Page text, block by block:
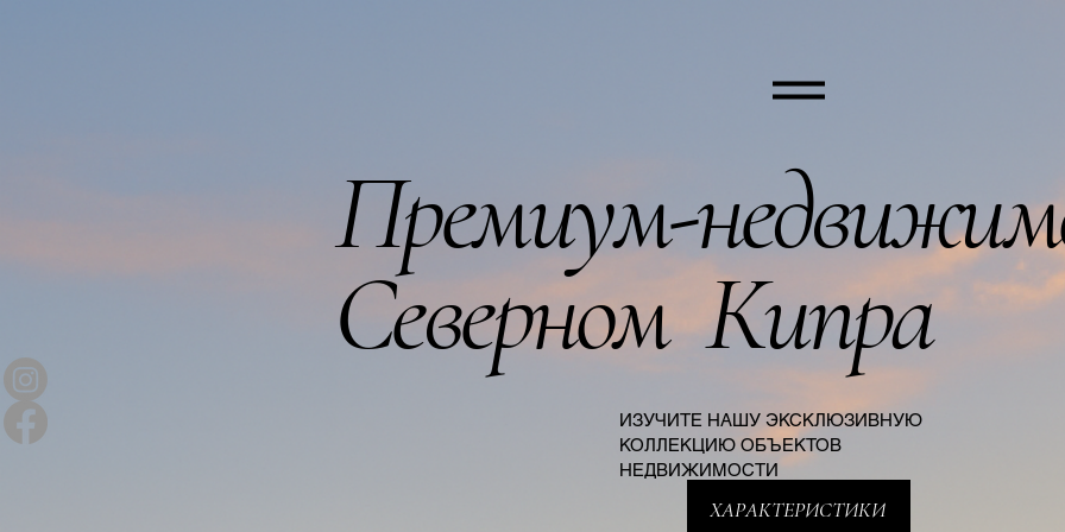
Премиум-
Северном Кипра
ИЗУЧИТЕ НАШУ ЭКСКЛЮЗИВНУЮ
КОЛЛЕКЦИЮ ОБЪЕКТОВ
НЕДВИЖИМОСТИ
ХАРАКТЕРИСТИКИ